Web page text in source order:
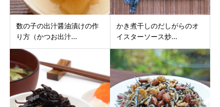
数の子の出汁醤油漬けの作
り方（かつお出汁...
かき煮干しのだしがらのオ
イスターソース炒...